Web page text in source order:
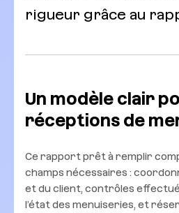
rigueur grâce au
Un modèle clair
réceptions de
Ce rapport prêt à remplir
champs nécessaires :
et du client, contrôles
l’état des menuiseries, et